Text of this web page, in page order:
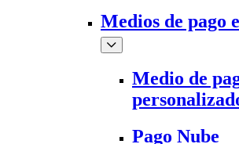
Medios de pago
Medio de
Pago Nube